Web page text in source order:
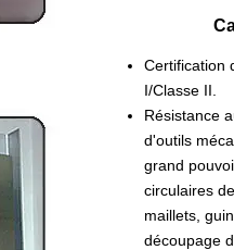
Certification
I/Classe II.
Résistance
d'outils
grand
circulaires
maillets,
découpage